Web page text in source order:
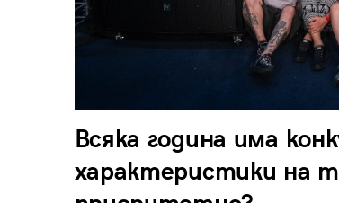
Всяка година има
характеристики на